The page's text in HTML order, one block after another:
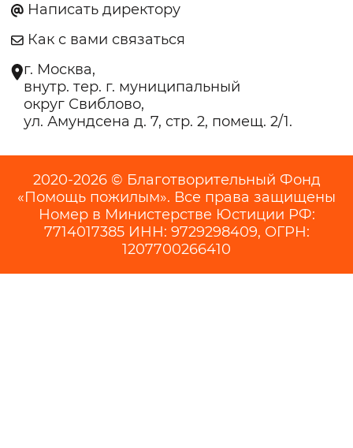
Написать директору
Как с вами связаться
г. Москва,
внутр. тер. г. муниципальный
округ Свиблово,
ул. Амундсена д. 7, стр. 2, помещ. 2/1.
2020-2026 © Благотворительный Фонд
«Помощь пожилым». Все права защищены
Номер в Министерстве Юстиции РФ:
7714017385 ИНН: 9729298409, ОГРН:
1207700266410